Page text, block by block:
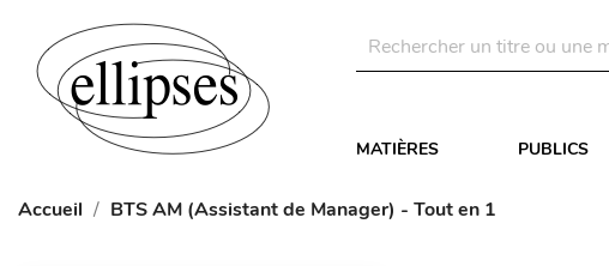
MATIÈRES PUBLICS
Accueil BTS AM (Assistant de Manager) - Tout en 1